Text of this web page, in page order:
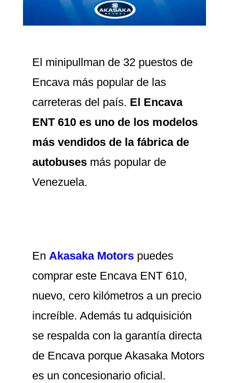
El minipullman de 32 puestos de
Encava más popular de las
carreteras del país. El Encava
ENT 610 es uno de los modelos
más vendidos de la fábrica de
autobusesmás popular de
Venezuela.
En Akasaka Motorspuedes
comprar este Encava ENT 610,
nuevo, cero kilómetros a un precio
increíble. Además tu adquisición
se respalda con la garantía directa
de Encava porque Akasaka Motors
es un concesionario oficial.